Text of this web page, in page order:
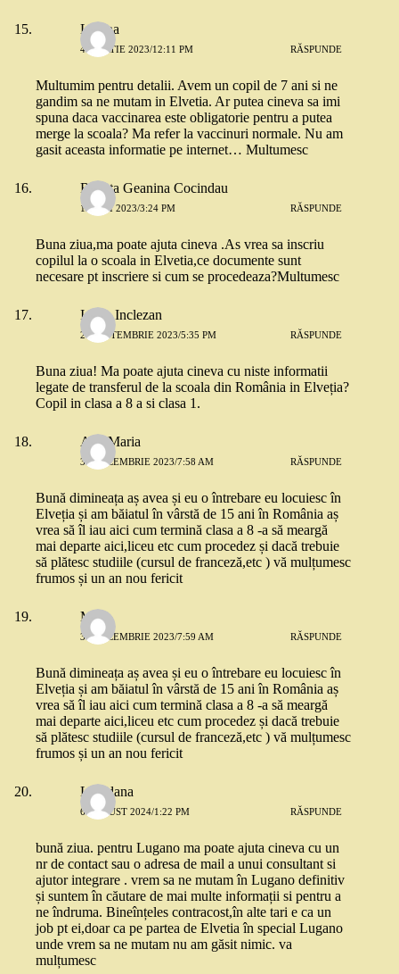
Liliana
4 MARTIE 2023/12:11 PM RĂSPUNDE
Multumim pentru detalii. Avem un copil de 7 ani si ne
gandim sa ne mutam in Elvetia. Ar putea cineva sa imi
spuna daca vaccinarea este obligatorie pentru a putea
merge la scoala? Ma refer la vaccinuri normale. Nu am
gasit aceasta informatie pe internet… Multumesc
Renata Geanina Cocindau
12 MAI 2023/3:24 PM RĂSPUNDE
Buna ziua,ma poate ajuta cineva .As vrea sa inscriu
copilul la o scoala in Elvetia,ce documente sunt
necesare pt inscriere si cum se procedeaza?Multumesc
Ioana Inclezan
21 SEPTEMBRIE 2023/5:35 PM RĂSPUNDE
Buna ziua! Ma poate ajuta cineva cu niste informatii
legate de transferul de la scoala din România in Elveția?
Copil in clasa a 8 a si clasa 1.
Ana Maria
31 DECEMBRIE 2023/7:58 AM RĂSPUNDE
Bună dimineața aș avea și eu o întrebare eu locuiesc în
Elveția și am băiatul în vârstă de 15 ani în România aș
vrea să îl iau aici cum termină clasa a 8 -a să meargă
mai departe aici,liceu etc cum procedez și dacă trebuie
să plătesc studiile (cursul de franceză,etc ) vă mulțumesc
frumos și un an nou fericit
Mary
31 DECEMBRIE 2023/7:59 AM RĂSPUNDE
Bună dimineața aș avea și eu o întrebare eu locuiesc în
Elveția și am băiatul în vârstă de 15 ani în România aș
vrea să îl iau aici cum termină clasa a 8 -a să meargă
mai departe aici,liceu etc cum procedez și dacă trebuie
să plătesc studiile (cursul de franceză,etc ) vă mulțumesc
frumos și un an nou fericit
Loredana
6 AUGUST 2024/1:22 PM RĂSPUNDE
bună ziua. pentru Lugano ma poate ajuta cineva cu un
nr de contact sau o adresa de mail a unui consultant si
ajutor integrare . vrem sa ne mutam în Lugano definitiv
și suntem în căutare de mai multe informații si pentru a
ne îndruma. Bineînțeles contracost,în alte tari e ca un
job pt ei,doar ca pe partea de Elvetia în special Lugano
unde vrem sa ne mutam nu am găsit nimic. va
mulțumesc